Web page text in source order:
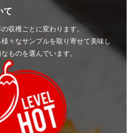
て
収穫ごとに変わります。
々なサンプルを取り寄せて美味し
ものを選んでいます。